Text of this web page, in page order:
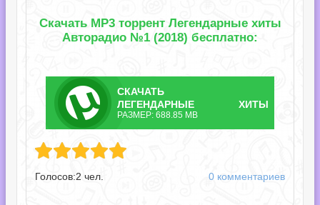
Скачать MP3 торрент Легендарные хиты
Авторадио №1 (2018) бесплатно:
СКАЧАТЬ
ТОРРЕНТ
ЛЕГЕНДАРНЫЕ ХИТЫ
АВТОРАДИО №1.TORRENT
РАЗМЕР: 688.85 MB
хиты Авторадио №1.torrent
Голосов:2 чел. 0 комментариев